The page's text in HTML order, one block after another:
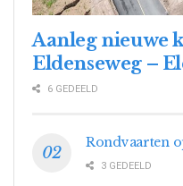
Aanleg nieuwe
Eldenseweg –
6 GEDEELD
Rondvaarten
3 GEDEELD